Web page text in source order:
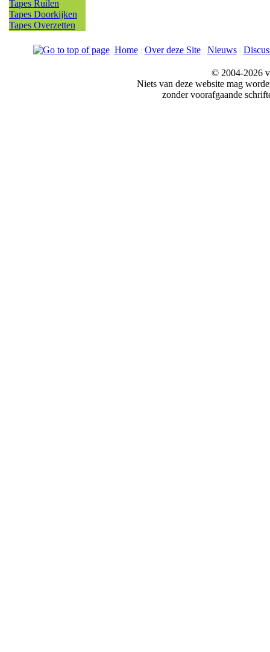
Tapes Ruilen
Tapes Doorkijken
Tapes Overzetten
Home| Over deze Site| Nieuws|
© 2004-2026
Niets van deze website mag
zonder voorafgaande